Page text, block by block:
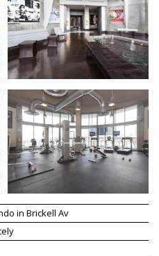
in Brickell Av